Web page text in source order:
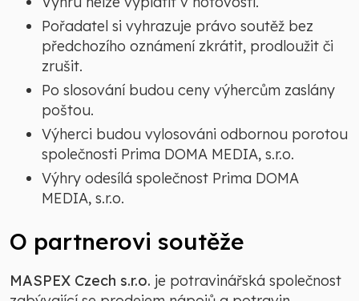
Pořadatel si vyhrazuje právo soutěž bez
předchozího oznámení zkrátit, prodloužit či
zrušit.
Po slosování budou ceny výhercům zaslány
poštou.
Výherci budou vylosováni odbornou porotou
společnosti Prima DOMA MEDIA, s.r.o.
Výhry odesílá společnost Prima DOMA
MEDIA, s.r.o.
O partnerovi soutěže
MASPEX Czech s.r.o. je potravinářská společnost